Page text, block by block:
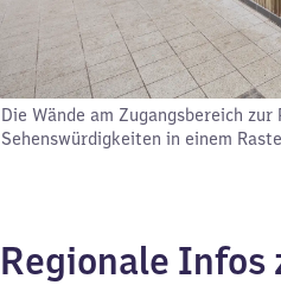
Die Wände am Zugangsbereich
Sehenswürdigkeiten in einem
Regionale Infos